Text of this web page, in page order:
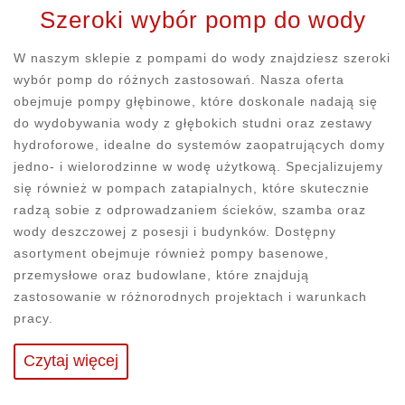
ciśnieniowy PM5
230V Italtecnica
64,80 zł
72,00 zł Cena
podstawowa
Cena

ciśnieniowy PT5
400V Italtecnica
80,10 zł
89,00 zł Cena
podstawowa
Cena

ciśnieniowy PM5
230V Italtecnica
z kablami
82,10 zł
91,22 zł Cena
Cena

membranowa do
podlewania TVM,
NUREK, DOROTA,
160,00 zł
170,00 zł Cena
podstawowa
Cena

PION
AQUASYSTEM -
przepona
zbiornika
245,00 zł
350,00 zł Cena
podstawowa
Cena

Szeroki wybór pomp do wody
W naszym sklepie z pompami do wody znajdziesz szeroki
wybór pomp do różnych zastosowań. Nasza oferta
obejmuje pompy głębinowe, które doskonale nadają się
do wydobywania wody z głębokich studni oraz zestawy
hydroforowe, idealne do systemów zaopatrujących domy
jedno- i wielorodzinne w wodę użytkową. Specjalizujemy
się również w pompach zatapialnych, które skutecznie
radzą sobie z odprowadzaniem ścieków, szamba oraz
wody deszczowej z posesji i budynków. Dostępny
asortyment obejmuje również pompy basenowe,
przemysłowe oraz budowlane, które znajdują
zastosowanie w różnorodnych projektach i warunkach
pracy.